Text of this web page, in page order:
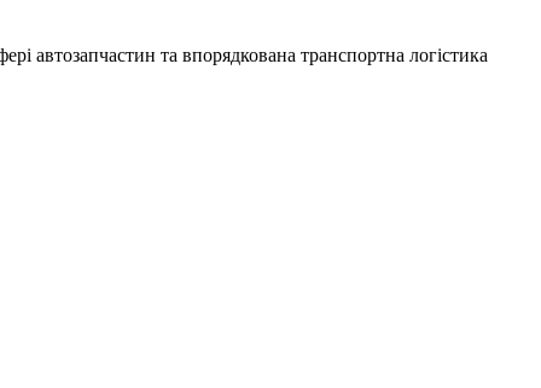
автозапчастин та впорядкована транспортна логістика